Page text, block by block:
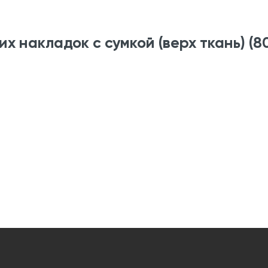
накладок с сумкой (верх ткань)